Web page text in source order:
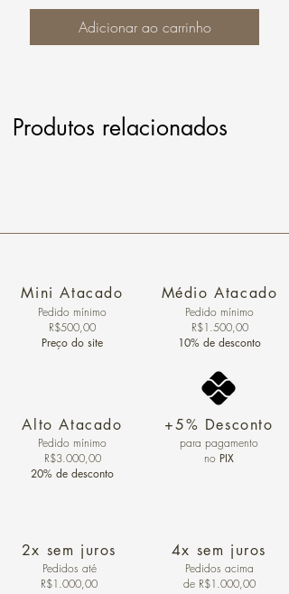
Adicionar ao carrinho
Produtos relacionados
Mini Atacado
Pedido ​mínimo
R$500,00
Preço do site
Alto Atacado
Pedido mínimo
R$3.000,00
20% de desconto
2x sem juros
Pedidos até
R$1.000,00
Médio Atacado
Pedido mínimo
R$1.500,00
10% de desconto
+5% Desconto
para pagamento
no PIX
4x sem juros
Pedidos acima
de R$1.000,00